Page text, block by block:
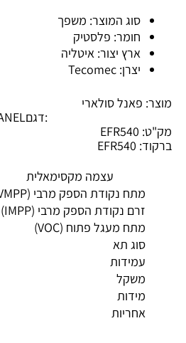
סוג המוצר: משפך
חומר: פלסטיק
ארץ יצור: איטליה
יצרן: Tecomec
מוצר: פאנל סולארי
דגם:
מק"ט: EFR540
ברקוד:
עצמה מקסימאלית
מתח נקודת הספק מרבי (VMPP)
זרם נקודת הספק מרבי (IMPP)
מתח מעגל פתוח (VOC)
סוג תא
עמידות
משקל
מידות
אחריות